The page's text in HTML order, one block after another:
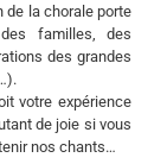
de la chorale porte
familles, des
des grandes
votre expérience
de joie si vous
nos chants…